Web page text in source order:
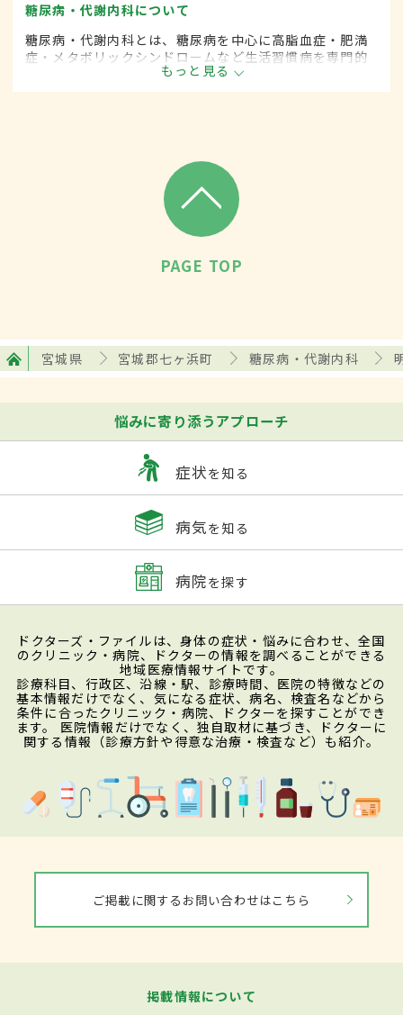
糖尿病・代謝内科について
糖尿病・代謝内科とは、糖尿病を中心に高脂血症・肥満
症・メタボリックシンドロームなど生活習慣病を専門的
に取り扱う内科の一領域です。平成20年4月の制度改正
前は、糖尿病科と呼ばれていました。
もっと見る
PAGE TOP
宮城県 宮城郡七ヶ浜町 糖尿病・代謝内科
悩みに寄り添うアプローチ
症状を知る
病気を知る
病院を探す
ドクターズ・ファイルは、身体の症状・悩みに合わせ、全国
のクリニック・病院、ドクターの情報を調べることができる
地域医療情報サイトです。
診療科目、行政区、沿線・駅、診療時間、医院の特徴などの
基本情報だけでなく、気になる症状、病名、検査名などから
条件に合ったクリニック・病院、ドクターを探すことができ
ます。 医院情報だけでなく、独自取材に基づき、ドクターに
関する情報（診療方針や得意な治療・検査など）も紹介。
ご掲載に関するお問い合わせはこちら
掲載情報について